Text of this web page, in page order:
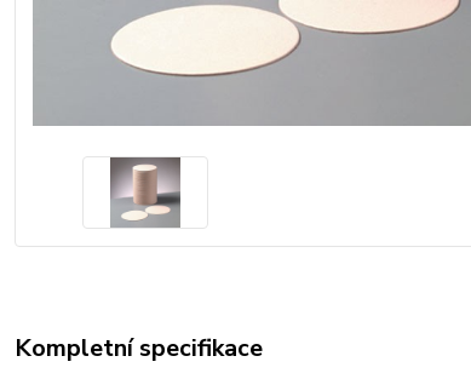
Kompletní specifikace